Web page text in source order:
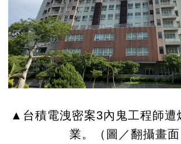
▲台積電洩密案3內鬼工程師遭
業。（圖／翻攝畫面